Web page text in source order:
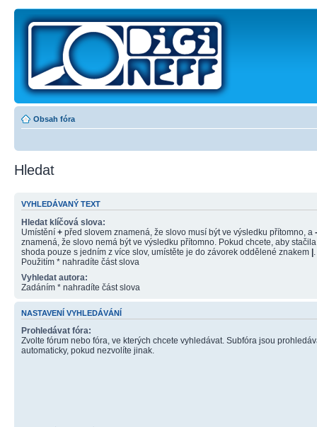
Obsah fóra
Hledat
VYHLEDÁVANÝ TEXT
Hledat klíčová slova:
Umístění + před slovem znamená, že slovo musí být ve výsledku přítomno, a -
znamená, že slovo nemá být ve výsledku přítomno. Pokud chcete, aby stačila
shoda pouze s jedním z více slov, umístěte je do závorek oddělené znakem |
Použitím * nahradíte část slova
Vyhledat autora:
Zadáním * nahradíte část slova
NASTAVENÍ VYHLEDÁVÁNÍ
Prohledávat fóra:
Zvolte fórum nebo fóra, ve kterých chcete vyhledávat. Subfóra jsou
automaticky, pokud nezvolíte jinak.